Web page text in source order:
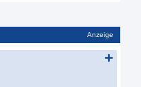
Anzeige